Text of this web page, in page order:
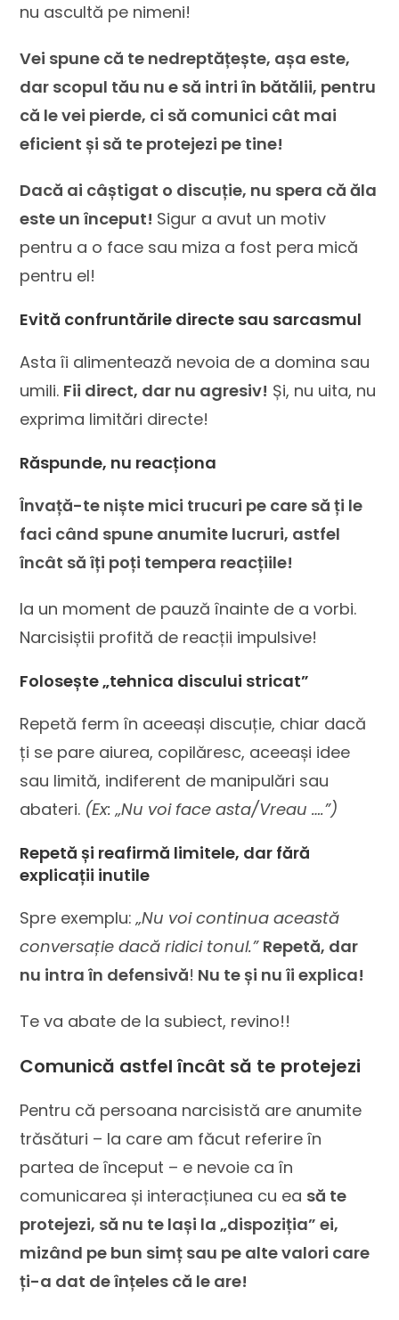
nu ascultă pe nimeni!
Vei spune că te nedreptățește, așa este,
dar scopul tău nu e să intri în bătălii, pentru
că le vei pierde, ci să comunici cât mai
eficient și să te protejezi pe tine!
Dacă ai câștigat o discuție, nu spera că ăla
este un început! Sigur a avut un motiv
pentru a o face sau miza a fost pera mică
pentru el!
Evită confruntările directe sau sarcasmul
Asta îi alimentează nevoia de a domina sau
umili. Fii direct, dar nu agresiv! Și, nu uita, nu
exprima limitări directe!
Răspunde, nu reacționa
Învață-te niște mici trucuri pe care să ți le
faci când spune anumite lucruri, astfel
încât să îți poți tempera reacțiile!
Ia un moment de pauză înainte de a vorbi.
Narcisiștii profită de reacții impulsive!
Folosește „tehnica discului stricat”
Repetă ferm în aceeași discuție, chiar dacă
ți se pare aiurea, copilăresc, aceeași idee
sau limită, indiferent de manipulări sau
abateri. (Ex: „Nu voi face asta/Vreau ….”)
Repetă și reafirmă limitele, dar fără
explicații inutile
Spre exemplu:„Nu voi continua această
conversație dacă ridici tonul.” Repetă, dar
nu intra în defensivă! Nu te și nu îi explica!
Te va abate de la subiect, revino!!
Comunică astfel încât să te protejezi
Pentru că persoana narcisistă are anumite
trăsături – la care am făcut referire în
partea de început – e nevoie ca în
comunicarea și interacțiunea cu ea să te
protejezi, să nu te lași la „dispoziția” ei,
mizând pe bun simț sau pe alte valori care
ți-a dat de înțeles că le are!